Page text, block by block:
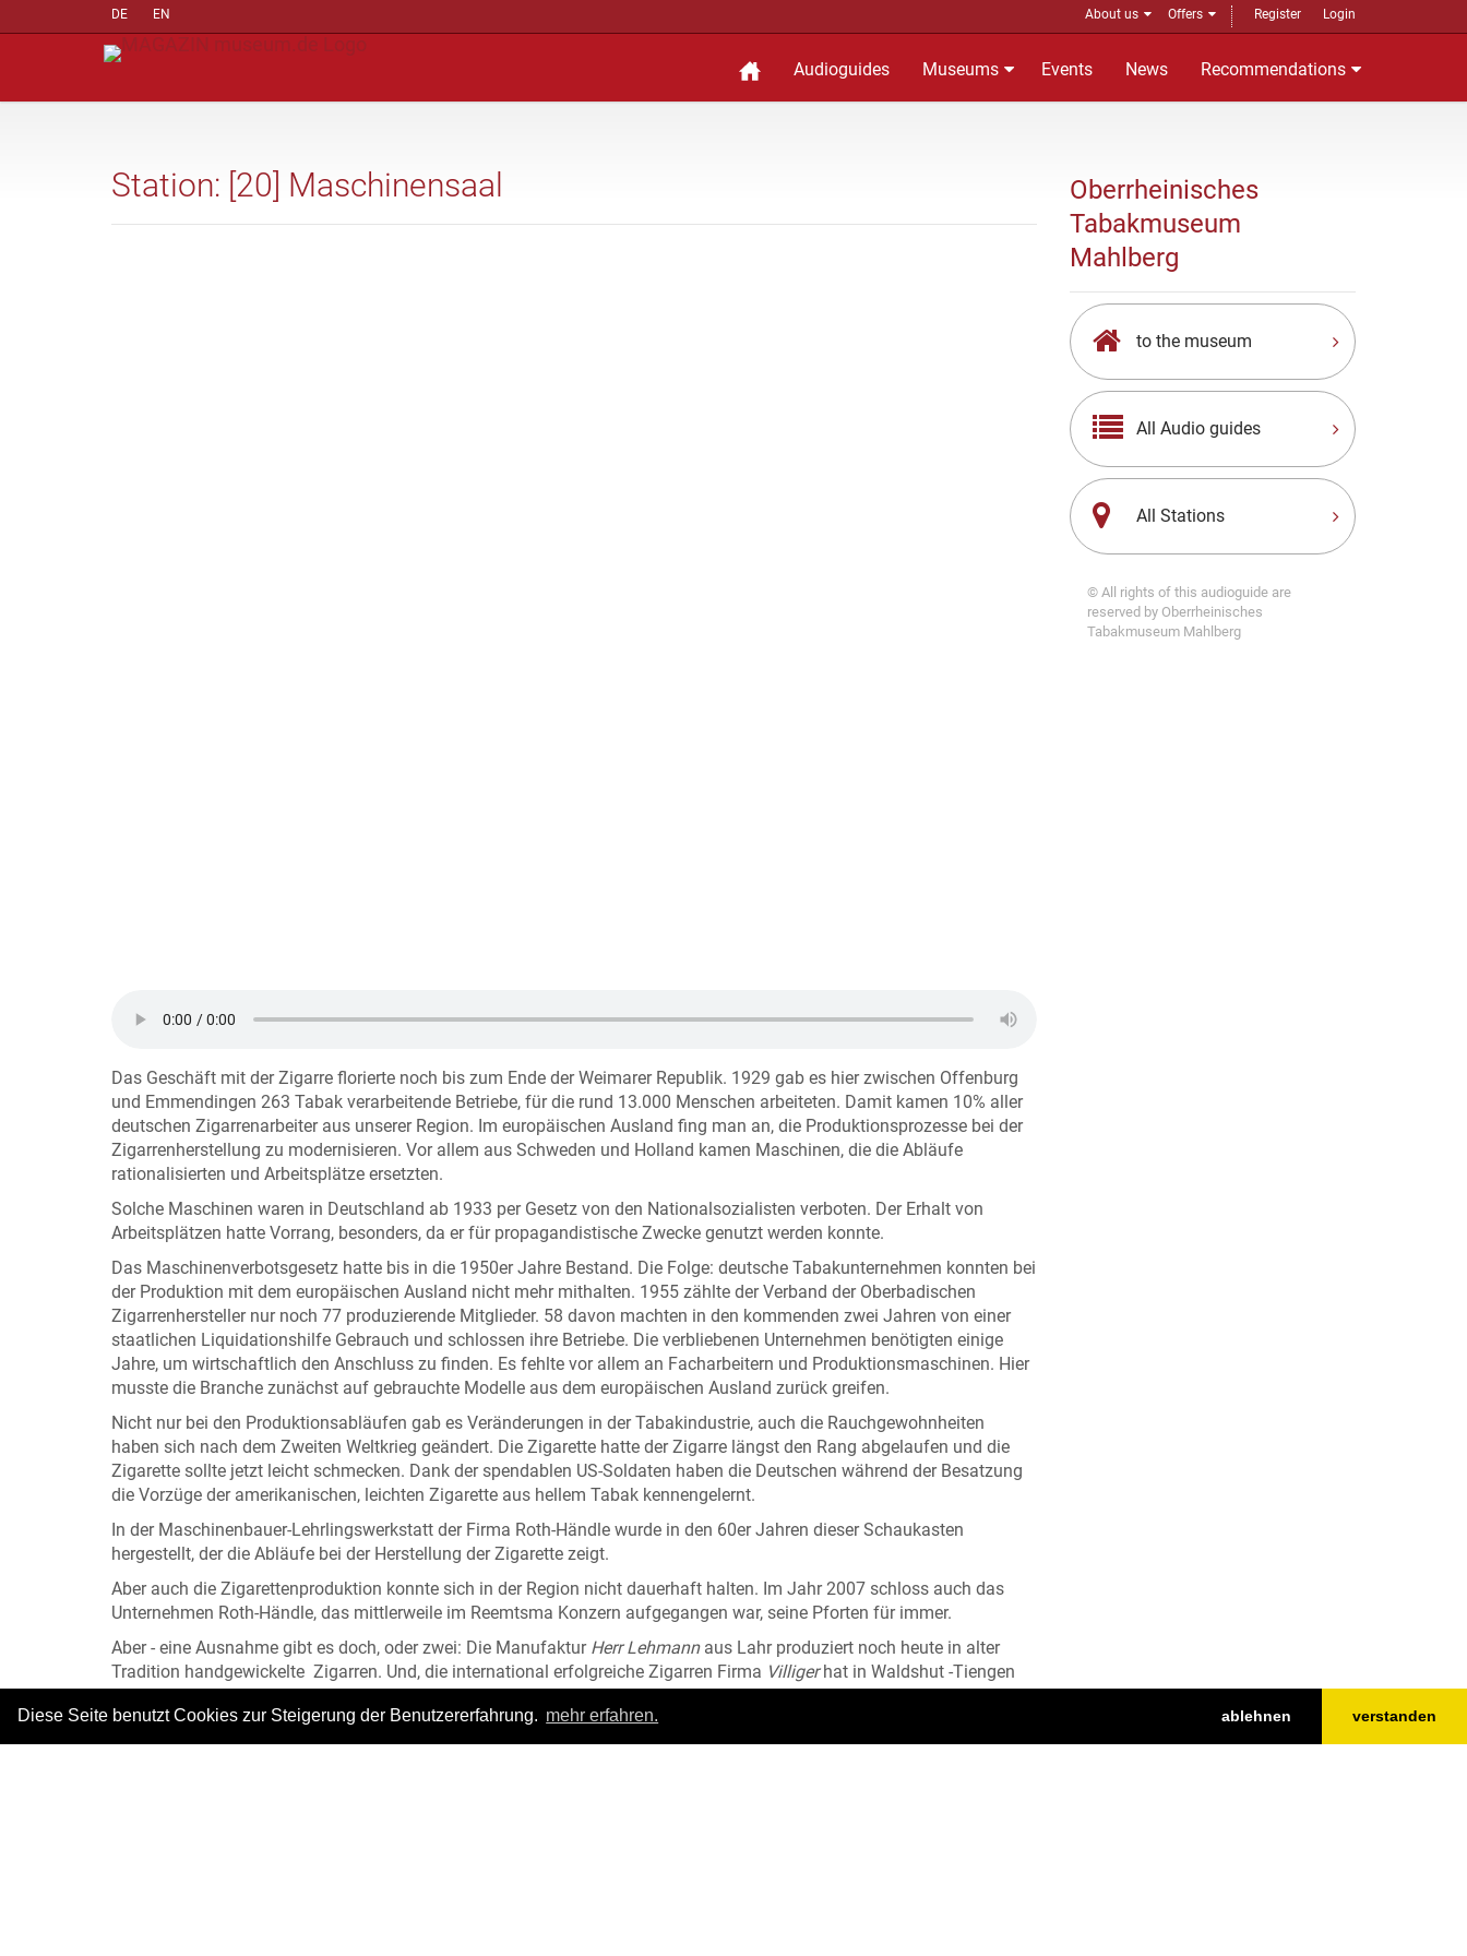
Diese Seite benutzt Cookies zur Steigerung der Benutzererfahrung. mehr erfahren. ablehnen verstanden
DE EN About us Offers Register Login
Audioguides Museums Events News Recommendations
Station: [20] Maschinensaal
Das Geschäft mit der Zigarre florierte noch bis zum Ende der Weimarer Republik. 1929 gab es hier zwischen Offenburg
und Emmendingen 263 Tabak verarbeitende Betriebe, für die rund 13.000 Menschen arbeiteten. Damit kamen 10% aller
deutschen Zigarrenarbeiter aus unserer Region. Im europäischen Ausland fing man an, die Produktionsprozesse bei der
Zigarrenherstellung zu modernisieren. Vor allem aus Schweden und Holland kamen Maschinen, die die Abläufe
rationalisierten und Arbeitsplätze ersetzten.
Solche Maschinen waren in Deutschland ab 1933 per Gesetz von den Nationalsozialisten verboten. Der Erhalt von
Arbeitsplätzen hatte Vorrang, besonders, da er für propagandistische Zwecke genutzt werden konnte.
Das Maschinenverbotsgesetz hatte bis in die 1950er Jahre Bestand. Die Folge: deutsche Tabakunternehmen konnten bei
der Produktion mit dem europäischen Ausland nicht mehr mithalten. 1955 zählte der Verband der Oberbadischen
Zigarrenhersteller nur noch 77 produzierende Mitglieder. 58 davon machten in den kommenden zwei Jahren von einer
staatlichen Liquidationshilfe Gebrauch und schlossen ihre Betriebe. Die verbliebenen Unternehmen benötigten einige
Jahre, um wirtschaftlich den Anschluss zu finden. Es fehlte vor allem an Facharbeitern und Produktionsmaschinen. Hier
musste die Branche zunächst auf gebrauchte Modelle aus dem europäischen Ausland zurück greifen.
Nicht nur bei den Produktionsabläufen gab es Veränderungen in der Tabakindustrie, auch die Rauchgewohnheiten
haben sich nach dem Zweiten Weltkrieg geändert. Die Zigarette hatte der Zigarre längst den Rang abgelaufen und die
Zigarette sollte jetzt leicht schmecken. Dank der spendablen US-Soldaten haben die Deutschen während der Besatzung
die Vorzüge der amerikanischen, leichten Zigarette aus hellem Tabak kennengelernt.
In der Maschinenbauer-Lehrlingswerkstatt der Firma Roth-Händle wurde in den 60er Jahren dieser Schaukasten
hergestellt, der die Abläufe bei der Herstellung der Zigarette zeigt.
Aber auch die Zigarettenproduktion konnte sich in der Region nicht dauerhaft halten. Im Jahr 2007 schloss auch das
Unternehmen Roth-Händle, das mittlerweile im Reemtsma Konzern aufgegangen war, seine Pforten für immer.
Aber - eine Ausnahme gibt es doch, oder zwei: Die Manufaktur Herr Lehmannaus Lahr produziert noch heute in alter
Tradition handgewickelte Zigarren. Und, die international erfolgreiche Zigarren Firma Villigerhat in Waldshut -Tiengen
Auch der Tabakanbau besteht in der Region weiterhin, und die Marktnachfrage nach dem badischen Tabak ist gut.
Oberrheinisches
Tabakmuseum
Mahlberg
to the museum
All Audio guides
All Stations
© All rights of this audioguide are
reserved by Oberrheinisches
Tabakmuseum Mahlberg